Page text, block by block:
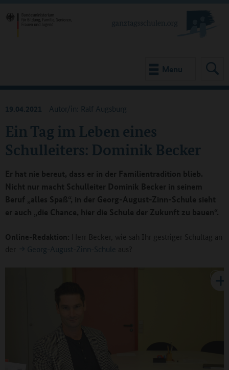
Menu
Ein Tag im Leben eines
Schulleiters: Dominik Becker
19.04.2021 Autor/in: Ralf Augsburg
Er hat nie bereut, dass er in der Familientradition blieb.
Nicht nur macht Schulleiter Dominik Becker in seinem
Beruf „alles Spaß“, in der Georg-August-Zinn-Schule sieht
er auch „die Chance, hier die Schule der Zukunft zu bauen“.
Online-Redaktion: Herr Becker, wie sah Ihr gestriger Schultag an
der
Georg-August-Zinn-Schule aus?